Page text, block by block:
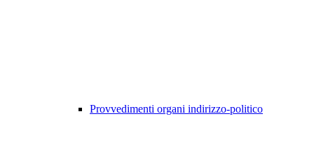
Provvedimenti organi indirizzo-politico